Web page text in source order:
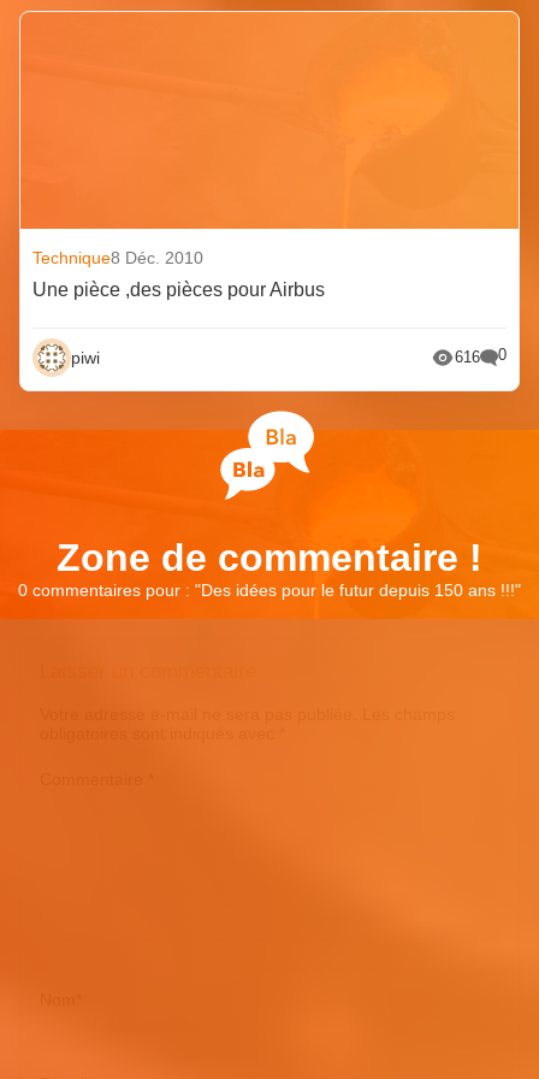
Technique8 Déc. 2010
Une pièce ,des pièces pour Airbus
piwi 616 0
Zone de commentaire !
0 commentaires pour : "Des idées pour le futur depuis 150 ans !!!"